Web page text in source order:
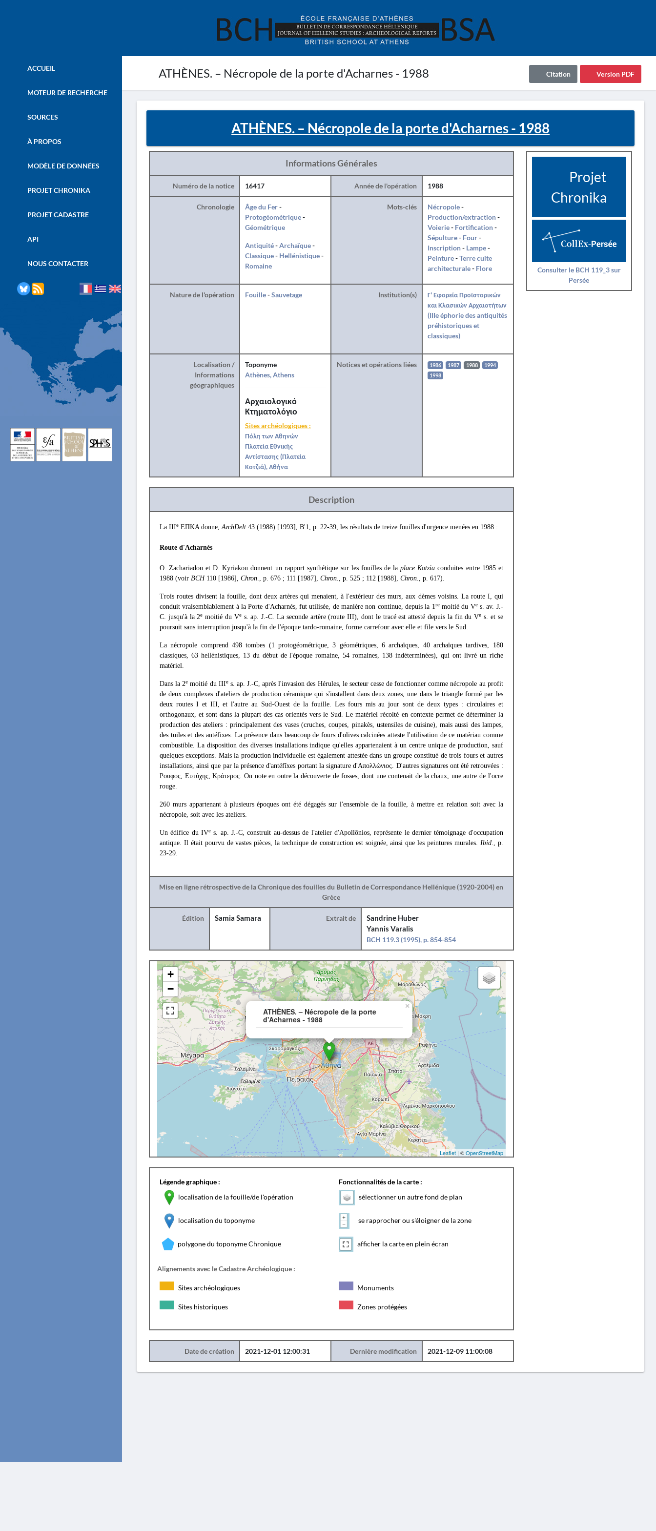
ATHÈNES. – Nécropole de la porte d'Acharnes - 1988 Version PDF
Citation
ACCUEIL
MOTEUR DE RECHERCHE
SOURCES
À PROPOS
MODÈLE DE DONNÉES
PROJET CHRONIKA
PROJET CADASTRE
API
NOUS CONTACTER
ATHÈNES. – Nécropole de la porte d'Acharnes - 1988
Informations Générales
Numéro de la notice 16417 Année de l'opération 1988
Chronologie Âge du Fer-
Protogéométrique-
Géométrique
Antiquité-Archaïque-
Classique- Hellénistique-
Romaine
Mots-clés Nécropole-
Production/extraction-
Voierie- Fortification-
Sépulture- Four-
Inscription- Lampe-
Peinture-Terre cuite
architecturale- Flore
Nature de l'opération Fouille-Sauvetage Institution(s)
Γ' Εφορεία Προϊστορικών
και Κλασικών Αρχαιοτήτων
(IIIe éphorie des antiquités
préhistoriques et
classiques)
Localisation /
Informations
géographiques
Toponyme
Athènes, Athens
Αρχαιολογικό
Κτηματολόγιο
Sites archéologiques :
Πόλη των Αθηνών
Πλατεία Εθνικής
Αντίστασης (Πλατεία
Κοτζιά), Αθήνα
Notices et opérations liées 1986 1987 1988
1994
1998
Description
La IIIe ΕΠΚΑ donne,ArchDelt 43 (1988) [1993], Β'1, p. 22-39, les résultats de treize fouilles d'urgence menées en 1988 :
Route d'Acharnès
O. Zachariadou et D. Kyriakou donnent un rapport synthétique sur les fouilles de laplace Kotzia conduites entre 1985 et
1988 (voir BCH110 [1986], Chron., p. 676 ; 111 [1987], Chron., p. 525 ; 112 [1988], Chron., p. 617).
Trois routes divisent la fouille, dont deux artères qui menaient, à l'extérieur des murs, aux dèmes voisins. La route I, qui
conduit vraisemblablement à la Porte d'Acharnés, fut utilisée, de manière non continue, depuis la 1remoitié du Ves. av. J.-
C. jusqu'à la 2e moitié du Ves. ap. J.-C. La seconde artère (route III), dont le tracé est attesté depuis la fin du Ve s. et se
poursuit sans interruption jusqu'à la fin de l'époque tardo-romaine, forme carrefour avec elle et file vers le Sud.
La nécropole comprend 498 tombes (1 protogéométrique, 3 géométriques, 6 archaïques, 40 archaïques tardives, 180
classiques, 63 hellénistiques, 13 du début de l'époque romaine, 54 romaines, 138 indéterminées), qui ont livré un riche
matériel.
Dans la 2e moitié du IIIes. ap. J.-C, après l'invasion des Hérules, le secteur cesse de fonctionner comme nécropole au profit
de deux complexes d'ateliers de production céramique qui s'installent dans deux zones, une dans le triangle formé par les
deux routes I et III, et l'autre au Sud-Ouest de la fouille. Les fours mis au jour sont de deux types : circulaires et
orthogonaux, et sont dans la plupart des cas orientés vers le Sud. Le matériel récolté en contexte permet de déterminer la
production des ateliers : principalement des vases (cruches, coupes, pinakès, ustensiles de cuisine), mais aussi des lampes,
des tuiles et des antéfixes. La présence dans beaucoup de fours d'olives calcinées atteste l'utilisation de ce matériau comme
combustible. La disposition des diverses installations indique qu'elles appartenaient à un centre unique de production, sauf
quelques exceptions. Mais la production individuelle est également attestée dans un groupe constitué de trois fours et autres
installations, ainsi que par la présence d'antéfîxes portant la signature d'Απολλώνιος. D'autres signatures ont été retrouvées :
Ρουφος, Ευτύχης, Κράτερος. On note en outre la découverte de fosses, dont une contenait de la chaux, une autre de l'ocre
rouge.
260 murs appartenant à plusieurs époques ont été dégagés sur l'ensemble de la fouille, à mettre en relation soit avec la
nécropole, soit avec les ateliers.
Un édifice du IVe s. ap. J.-C, construit au-dessus de l'atelier d'Apollônios, représente le dernier témoignage d'occupation
antique. Il était pourvu de vastes pièces, la technique de construction est soignée, ainsi que les peintures murales. Ibid., p.
23-29.
Mise en ligne rétrospective de la Chronique des fouilles du Bulletin de Correspondance Hellénique (1920-2004) en
Grèce
Édition Samia Samara Extrait de
Sandrine Huber
Yannis Varalis
BCH 119.3 (1995), p. 854-854
ATHÈNES. – Nécropole de la porte
d'Acharnes - 1988
×
+
−
Leaflet| ©OpenStreetMap
Légende graphique :
localisation de la fouille/de l'opération
localisation du toponyme
polygone du toponyme Chronique
Fonctionnalités de la carte :
sélectionner un autre fond de plan
se rapprocher ou s'éloigner de la zone
afficher la carte en plein écran
Alignements avec le Cadastre Archéologique :
Sites archéologiques Monuments
Sites historiques Zones protégées
Date de création 2021-12-01 12:00:31 Dernière modification 2021-12-09 11:00:08
Projet
Chronika
Consulter le BCH 119_3 sur
Persée